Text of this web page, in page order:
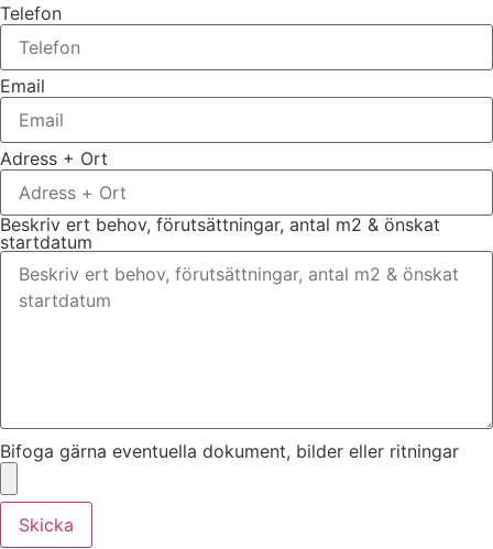
Telefon
Email
Adress + Ort
Beskriv ert behov, förutsättningar, antal m2 & önskat
startdatum
Bifoga gärna eventuella dokument, bilder eller ritningar
Skicka